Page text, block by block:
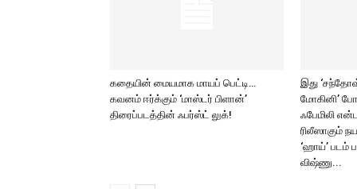
கதையின் மையமாக மாயப் பெட்டி…
கவனம் ஈர்க்கும் ‘மாஸ்டர் பிளான்’
திரைப்படத்தின் ஃபர்ஸ்ட் லுக்!
இது ‘சந்தோஷ்
மோகினி’
ஃபேமிலி
ரிலீஸாகும்
‘ஹாய்’ படம்
விஷ்ணு...